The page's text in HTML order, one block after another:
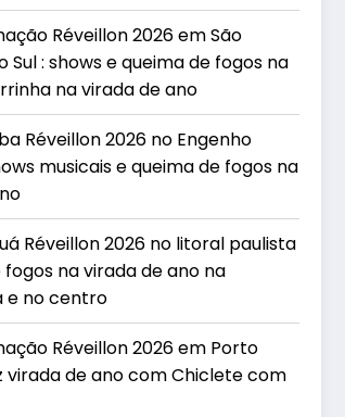
Réveillon 2026 em São
Sul : shows e queima de fogos na
na virada de ano
Réveillon 2026 no Engenho
musicais e queima de fogos na
Réveillon 2026 no litoral paulista
fogos na virada de ano na
e no centro
Réveillon 2026 em Porto
virada de ano com Chiclete com